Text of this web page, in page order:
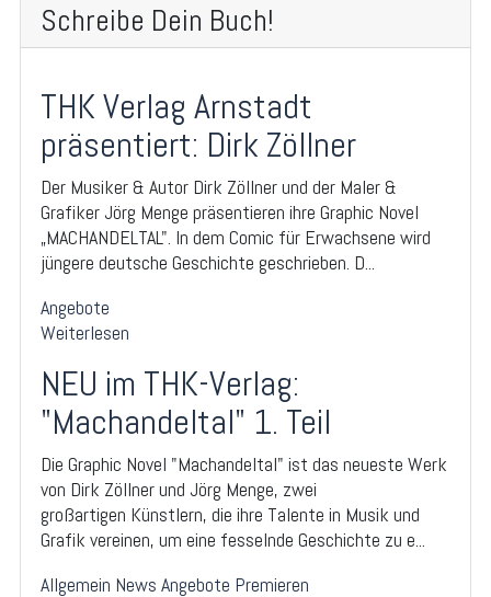
Schreibe Dein Buch!
THK Verlag Arnstadt
präsentiert: Dirk Zöllner
Der Musiker & Autor Dirk Zöllner und der Maler &
Grafiker Jörg Menge präsentieren ihre Graphic Novel
„MACHANDELTAL". In dem Comic für Erwachsene wird
jüngere deutsche Geschichte geschrieben. D...
Angebote
Weiterlesen
NEU im THK-Verlag:
"Machandeltal" 1. Teil
Die Graphic Novel "Machandeltal" ist das neueste Werk
von Dirk Zöllner und Jörg Menge, zwei
großartigen Künstlern, die ihre Talente in Musik und
Grafik vereinen, um eine fesselnde Geschichte zu e...
Allgemein News Angebote Premieren